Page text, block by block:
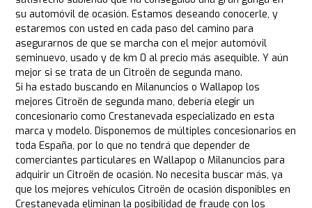
su automóvil de ocasión. Estamos deseando conocerle, y
estaremos con usted en cada paso del camino para
asegurarnos de que se marcha con el mejor automóvil
seminuevo, usado y de km 0 al precio más asequible. Y aún
mejor si se trata de un Citroën de segunda mano.
Si ha estado buscando en Milanuncios o Wallapop los
mejores Citroën de segunda mano, debería elegir un
concesionario como Crestanevada especializado en esta
marca y modelo. Disponemos de múltiples concesionarios en
toda España, por lo que no tendrá que depender de
comerciantes particulares en Wallapop o Milanuncios para
adquirir un Citroën de ocasión. No necesita buscar más, ya
que los mejores vehículos Citroën de ocasión disponibles en
Crestanevada eliminan la posibilidad de fraude con los